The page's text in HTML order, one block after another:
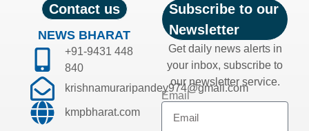
Contact us
NEWS BHARAT
+91-9431 448
840
krishnamuraripandey974@gmail.com
kmpbharat.com
Subscribe to our
Newsletter
Get daily news alerts in
your inbox, subscribe to
our newsletter service.
Email